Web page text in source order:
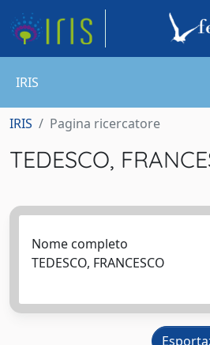
IRIS
IRIS Pagina ricercatore
TEDESCO,
Nome completo
TEDESCO, FRANCESCO